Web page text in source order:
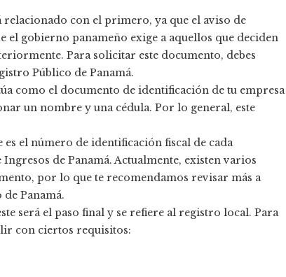
relacionado con el primero, ya que el aviso de
el gobierno panameño exige a aquellos que deciden
Para solicitar este documento, debes
Público de Panamá.
como el documento de identificación de tu empresa
un nombre y una cédula. Por lo general, este
el número de identificación fiscal de cada
de Panamá. Actualmente, existen varios
por lo que te recomendamos revisar más a
Panamá.
será el paso final y se refiere al registro local. Para
con ciertos requisitos: